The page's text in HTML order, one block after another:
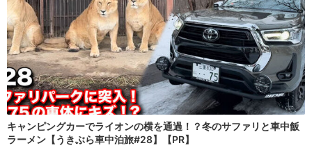
キャンピングカーでライオンの横を通過！？冬のサファリと車中飯
ラーメン【うきぶら車中泊旅#28】【PR】